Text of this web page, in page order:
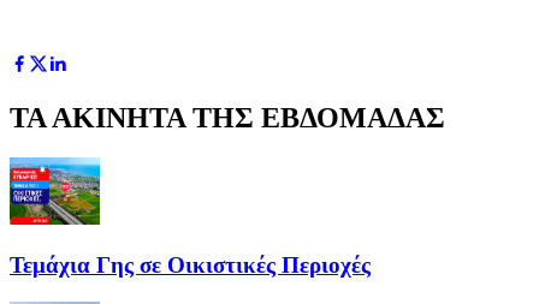
ΤΑ ΑΚΙΝΗΤΑ ΤΗΣ ΕΒΔΟΜΑΔΑΣ
Τεμάχια Γης σε Οικιστικές Περιοχές